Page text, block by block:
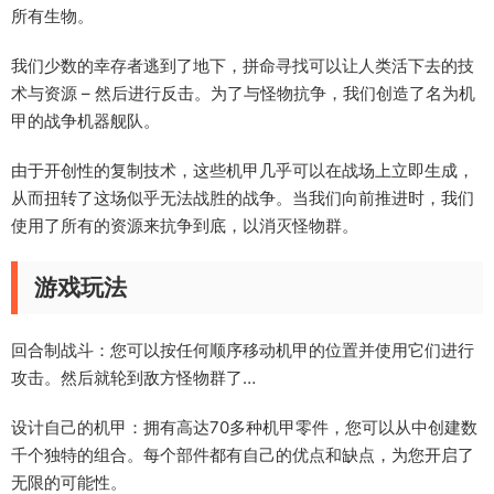
所有生物。
我们少数的幸存者逃到了地下，拼命寻找可以让人类活下去的技
术与资源 – 然后进行反击。为了与怪物抗争，我们创造了名为机
甲的战争机器舰队。
由于开创性的复制技术，这些机甲几乎可以在战场上立即生成，
从而扭转了这场似乎无法战胜的战争。当我们向前推进时，我们
使用了所有的资源来抗争到底，以消灭怪物群。
游戏玩法
回合制战斗：您可以按任何顺序移动机甲的位置并使用它们进行
攻击。然后就轮到敌方怪物群了…
设计自己的机甲：拥有高达70多种机甲零件，您可以从中创建数
千个独特的组合。每个部件都有自己的优点和缺点，为您开启了
无限的可能性。